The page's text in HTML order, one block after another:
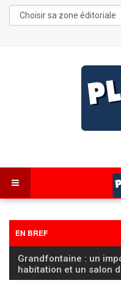
EN BREF
Grandfontaine : un
habitation et un salon